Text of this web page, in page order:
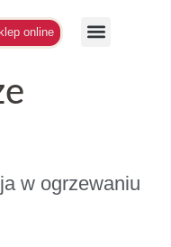
online
w ogrzewaniu